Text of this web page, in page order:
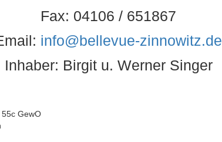
Fax: 04106 / 651867
info@bellevue-zinnowitz.de
Inhaber: Birgit u. Werner Singer
GewO